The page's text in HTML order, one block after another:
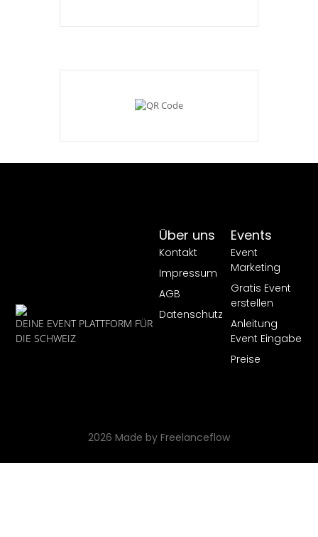
DEINE EVENT PLATTFORM FÜR
DIE SCHWEIZ
Events
Event
Marketing
Gratis Event
erstellen
Anleitung
Event Eingabe
Preise
Über uns
Kontakt
Impressum
AGB
Datenschutz
2026 Made by Freelanceflow